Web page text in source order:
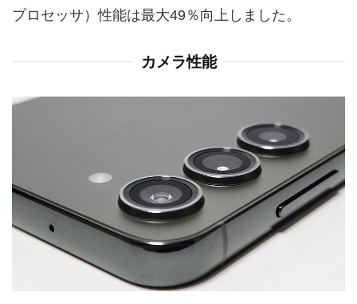
プロセッサ）性能は最大49％向上しました。
カメラ性能